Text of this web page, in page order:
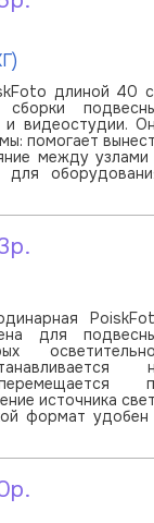
длиной 40
видеостудии.
помогает
между
для
источника
формат удобен